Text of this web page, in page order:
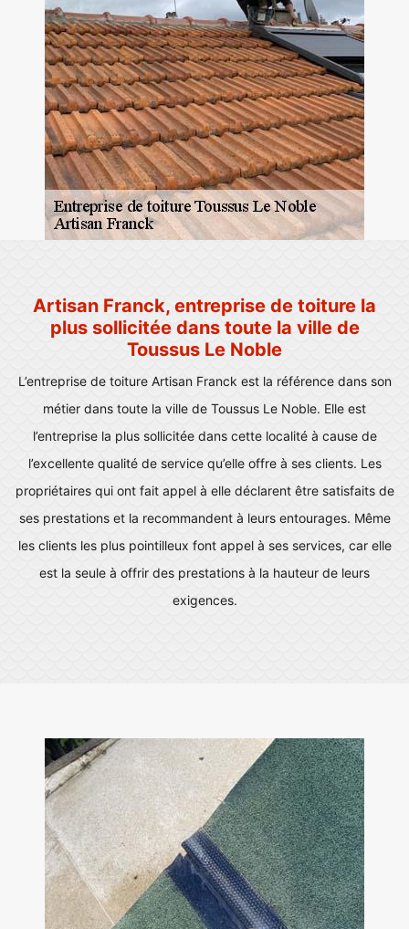
Artisan Franck, entreprise de toiture la
plus sollicitée dans toute la ville de
Toussus Le Noble
L’entreprise de toiture Artisan Franck est la référence dans son
métier dans toute la ville de Toussus Le Noble. Elle est
l’entreprise la plus sollicitée dans cette localité à cause de
l’excellente qualité de service qu’elle offre à ses clients. Les
propriétaires qui ont fait appel à elle déclarent être satisfaits de
ses prestations et la recommandent à leurs entourages. Même
les clients les plus pointilleux font appel à ses services, car elle
est la seule à offrir des prestations à la hauteur de leurs
exigences.